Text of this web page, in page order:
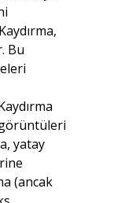
Bu
görüntüleri
yatay
(ancak